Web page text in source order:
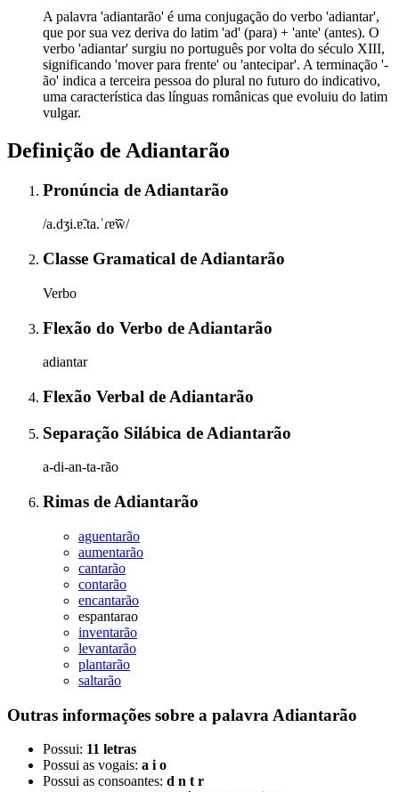
A palavra 'adiantarão' é uma conjugação do verbo 'adiantar',
que por sua vez deriva do latim 'ad' (para) + 'ante' (antes). O
verbo 'adiantar' surgiu no português por volta do século XIII,
significando 'mover para frente' ou 'antecipar'. A terminação '-
ão' indica a terceira pessoa do plural no futuro do indicativo,
uma característica das línguas românicas que evoluiu do latim
vulgar.
Definição de Adiantarão
Pronúncia de Adiantarão
/a.dʒi.ɐ̃.ta.ˈɾɐ̃w̃/
Classe Gramatical de Adiantarão
Verbo
Flexão do Verbo de Adiantarão
adiantar
Flexão Verbal de Adiantarão
Separação Silábica de Adiantarão
a-di-an-ta-rão
Rimas de Adiantarão
aguentarão
aumentarão
cantarão
contarão
encantarão
espantarao
inventarão
levantarão
plantarão
saltarão
Outras informações sobre a palavra Adiantarão
Possui: 11 letras
Possui as vogais: a i o
Possui as consoantes: d n t r